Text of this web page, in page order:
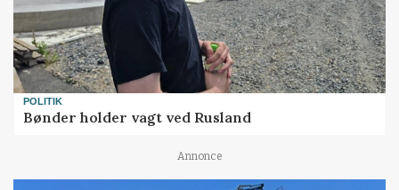
POLITIK
Bønder holder vagt ved Rusland
Annonce